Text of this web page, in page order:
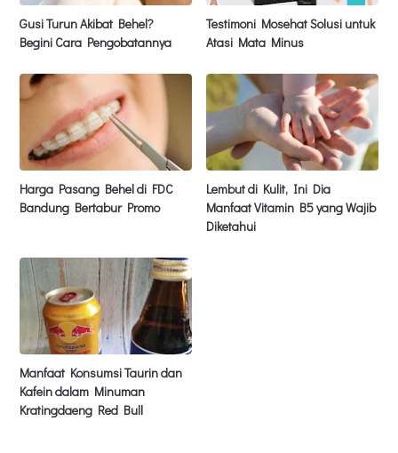
Gusi Turun Akibat Behel?
Begini Cara Pengobatannya
Testimoni Mosehat Solusi untuk
Atasi Mata Minus
Harga Pasang Behel di FDC
Bandung Bertabur Promo
Lembut di Kulit, Ini Dia
Manfaat Vitamin B5 yang Wajib
Diketahui
Manfaat Konsumsi Taurin dan
Kafein dalam Minuman
Kratingdaeng Red Bull